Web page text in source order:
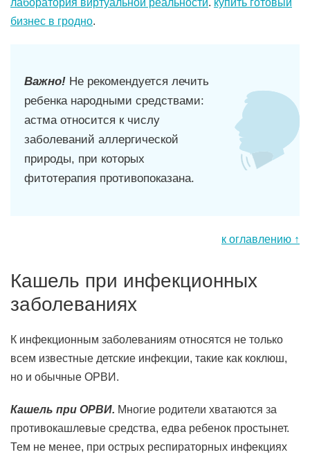
лаборатория виртуальной реальности. купить готовый
бизнес в гродно.
Важно! Не рекомендуется лечить
ребенка народными средствами:
астма относится к числу
заболеваний аллергической
природы, при которых
фитотерапия противопоказана.
к оглавлению ↑
Кашель при инфекционных
заболеваниях
К инфекционным заболеваниям относятся не только
всем известные детские инфекции, такие как коклюш,
но и обычные ОРВИ.
Кашель при ОРВИ. Многие родители хватаются за
противокашлевые средства, едва ребенок простынет.
Тем не менее, при острых респираторных инфекциях